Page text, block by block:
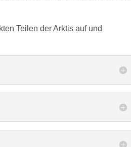
Teilen der Arktis auf und